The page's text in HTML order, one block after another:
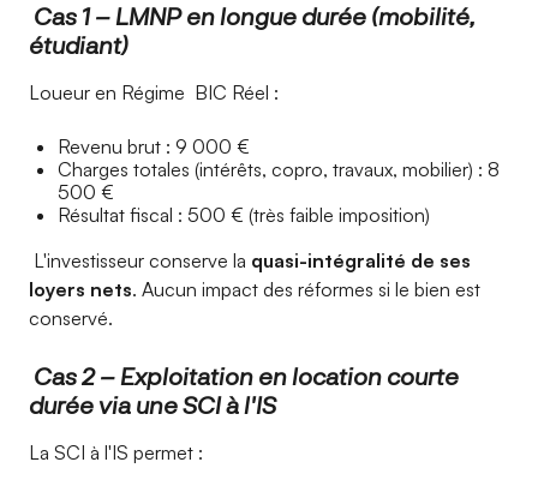
Cas 1 – LMNP en longue durée (mobilité,
étudiant)
Loueur en Régime BIC Réel :
Revenu brut : 9 000 €
Charges totales (intérêts, copro, travaux, mobilier) : 8
500 €
Résultat fiscal : 500 € (très faible imposition)
L'investisseur conserve la quasi-intégralité de ses
loyers nets. Aucun impact des réformes si le bien est
conservé.
Cas 2 – Exploitation en location courte
durée via une SCI à l'IS
La SCI à l'IS permet :